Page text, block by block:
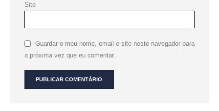
Site
Guardar o meu nome, email e site neste navegador para
a próxima vez que eu comentar.